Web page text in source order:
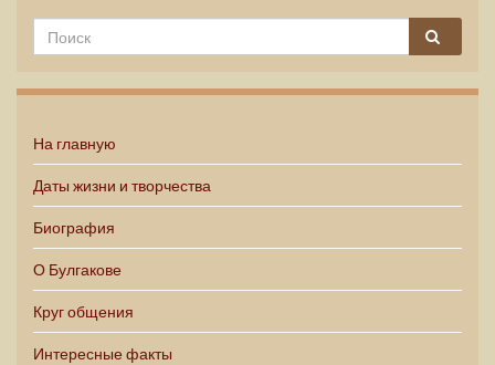
На главную
Даты жизни и творчества
Биография
О Булгакове
Круг общения
Интересные факты